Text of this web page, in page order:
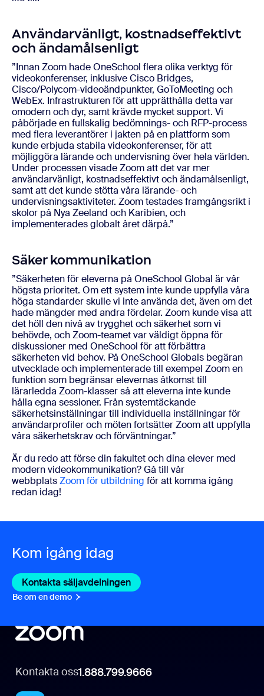
Användarvänligt, kostnadseffektivt
och ändamålsenligt
”Innan Zoom hade OneSchool flera olika verktyg för
videokonferenser, inklusive Cisco Bridges,
Cisco/Polycom-videoändpunkter, GoToMeeting och
WebEx. Infrastrukturen för att upprätthålla detta var
omodern och dyr, samt krävde mycket support. Vi
påbörjade en fullskalig bedömnings- och RFP-process
med flera leverantörer i jakten på en plattform som
kunde erbjuda stabila videokonferenser, för att
möjliggöra lärande och undervisning över hela världen.
Under processen visade Zoom att det var mer
användarvänligt, kostnadseffektivt och ändamålsenligt,
samt att det kunde stötta våra lärande- och
undervisningsaktiviteter. Zoom testades framgångsrikt i
skolor på Nya Zeeland och Karibien, och
implementerades globalt året därpå.”
Säker kommunikation
”Säkerheten för eleverna på OneSchool Global är vår
högsta prioritet. Om ett system inte kunde uppfylla våra
höga standarder skulle vi inte använda det, även om det
hade mängder med andra fördelar. Zoom kunde visa att
det höll den nivå av trygghet ochsäkerhetsom vi
behövde, och Zoom-teamet var väldigt öppna för
diskussioner med OneSchool för att förbättra
säkerheten vid behov. På OneSchool Globals begäran
utvecklade och implementerade till exempel Zoom en
funktion som begränsar elevernas åtkomst till
lärarledda Zoom-klasser så att eleverna inte kunde
hålla egna sessioner. Från systemtäckande
säkerhetsinställningar till individuella inställningar för
användarprofiler och möten fortsätter Zoom att uppfylla
våra säkerhetskrav och förväntningar.”
Är du redo att förse din fakultet och dina elever med
modern videokommunikation? Gå till vår
webbplatsZoom för utbildning för att komma igång
redan idag!
Kom igång idag
Kontakta säljavdelningen Kontakta säljavdelningen
Be om en demo Be om en demo
Kontakta oss1.888.799.9666